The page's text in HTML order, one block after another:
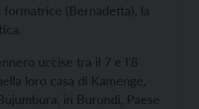
formatrice (Bernadetta), la
uccise tra il 7 e l’8
loro casa di Kamenge,
in Burundi, Paese